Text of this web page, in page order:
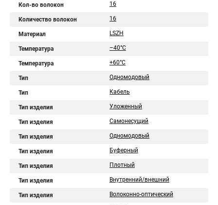
Кол-во волокон 16
Количество волокон 16
Материал LSZH
Температура –40°C
Температура +60°C
Тип Одномодовый
Тип Кабель
Тип изделия Уложенный
Тип изделия Самонесущий
Тип изделия Одномодовый
Тип изделия Буферный
Тип изделия Плотный
Тип изделия Внутренний/внешний
Тип изделия Волоконно-оптический